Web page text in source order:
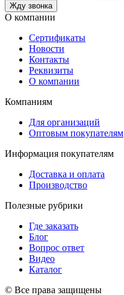
О компании
Сертификаты
Новости
Контакты
Реквизиты
О компании
Компаниям
Для организаций
Оптовым покупателям
Информация покупателям
Доставка и оплата
Производство
Полезные рубрики
Где заказать
Блог
Вопрос ответ
Видео
Каталог
© Все права защищены